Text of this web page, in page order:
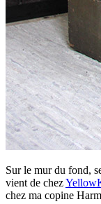
Sur le mur du fond,
vient de chez
chez ma copine